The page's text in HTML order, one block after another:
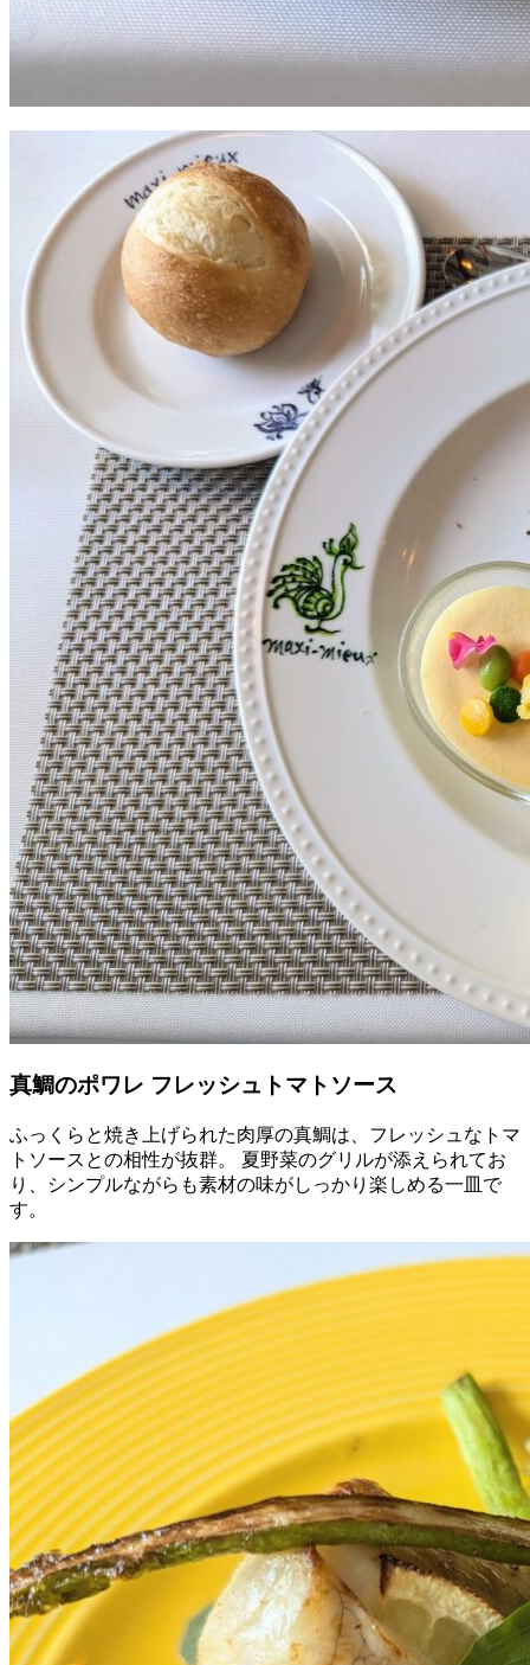
真鯛のポワレ フレッシュトマトソース
ふっくらと焼き上げられた肉厚の真鯛は、フレッシュなトマ
トソースとの相性が抜群。 夏野菜のグリルが添えられてお
り、シンプルながらも素材の味がしっかり楽しめる一皿で
す。